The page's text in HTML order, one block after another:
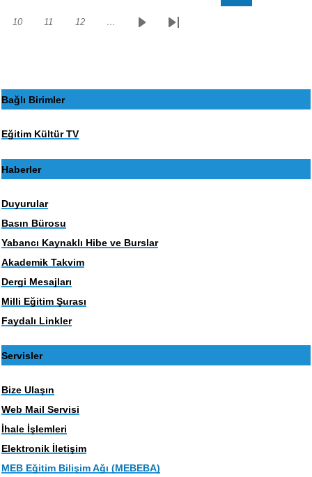
Sayfa
10 Sayfa
11 Sayfa
12 …
SonrakiSon
Bağlı Birimler
Eğitim Kültür TV
Haberler
Duyurular
Basın Bürosu
Yabancı Kaynaklı Hibe ve Burslar
Akademik Takvim
Dergi Mesajları
Milli Eğitim Şurası
Faydalı Linkler
Servisler
Bize Ulaşın
Web Mail Servisi
İhale İşlemleri
Elektronik İletişim
MEB Eğitim Bilişim Ağı (MEBEBA)